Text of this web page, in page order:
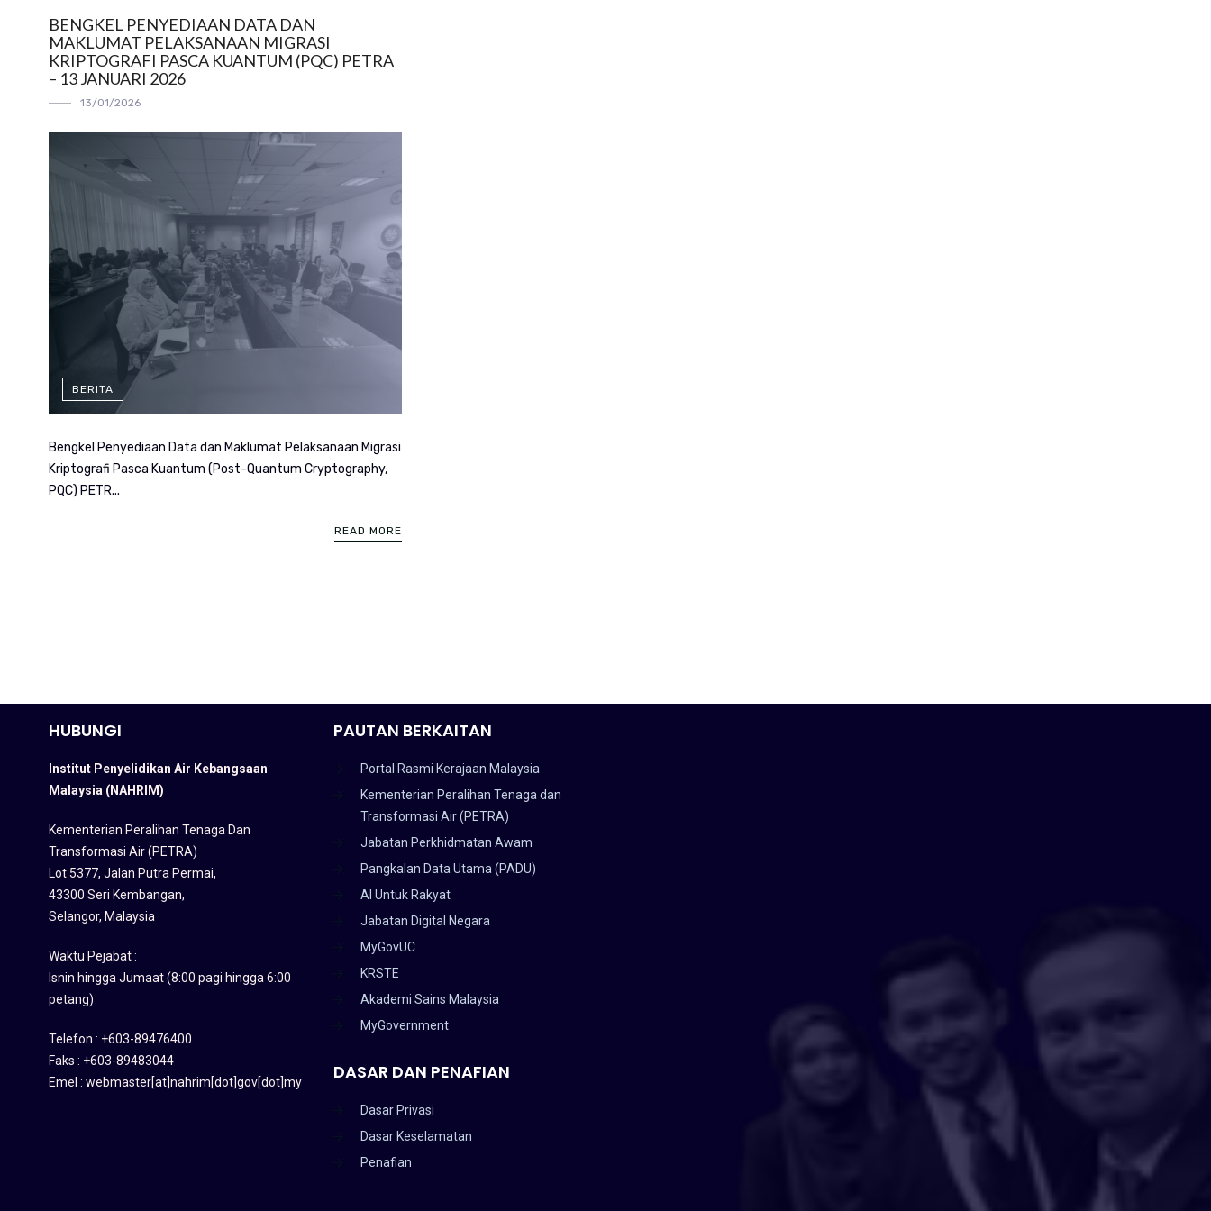
BENGKEL PENYEDIAAN DATA DAN
MAKLUMAT PELAKSANAAN MIGRASI
KRIPTOGRAFI PASCA KUANTUM (PQC) PETRA
– 13 JANUARI 2026
13/01/2026
BERITA
Bengkel Penyediaan Data dan Maklumat Pelaksanaan Migrasi
Kriptografi Pasca Kuantum (Post-Quantum Cryptography,
PQC) PETR...
READ MORE
HUBUNGI
Institut Penyelidikan Air Kebangsaan
Malaysia (NAHRIM)
Kementerian Peralihan Tenaga Dan
Transformasi Air (PETRA)
Lot 5377, Jalan Putra Permai,
43300 Seri Kembangan,
Selangor, Malaysia
Waktu Pejabat :
Isnin hingga Jumaat (8:00 pagi hingga 6:00
petang)
Telefon : +603-89476400
Faks : +603-89483044
Emel : webmaster[at]nahrim[dot]gov[dot]my
PAUTAN BERKAITAN
Portal Rasmi Kerajaan Malaysia
Kementerian Peralihan Tenaga dan
Transformasi Air (PETRA)
Jabatan Perkhidmatan Awam
Pangkalan Data Utama (PADU)
AI Untuk Rakyat
Jabatan Digital Negara
MyGovUC
KRSTE
Akademi Sains Malaysia
MyGovernment
DASAR DAN PENAFIAN
Dasar Privasi
Dasar Keselamatan
Penafian